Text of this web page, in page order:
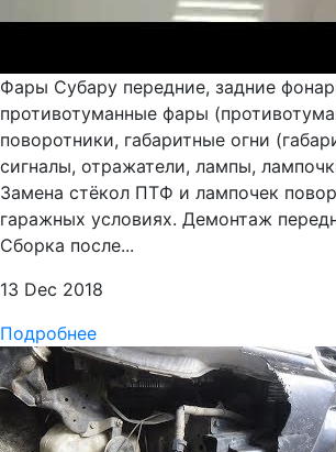
Фары Субару передние, задние
противотуманные фары
поворотники, габаритные огни
сигналы, отражатели, лампы,
Замена стёкол ПТФ и лампочек
гаражных условиях. Демонтаж
Сборка после...
13 Dec 2018
Подробнее